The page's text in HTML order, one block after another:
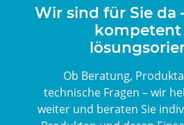
Wir sind für Sie da
kompetent
Ob Beratung,
technische Fragen – wir
weiter und beraten Sie